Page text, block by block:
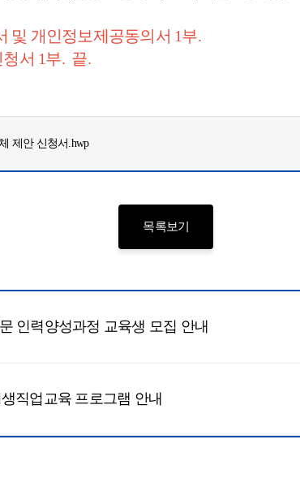
및 개인정보제공동의서 1부.
서 1부. 끝.
제안 신청서.hwp
목록보기
인력양성과정 교육생 모집 안내
직업교육 프로그램 안내